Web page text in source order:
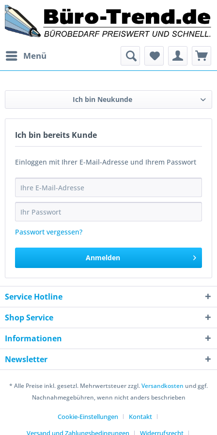
Menü
Ich bin Neukunde
Ich bin bereits Kunde
Einloggen mit Ihrer E-Mail-Adresse und Ihrem Passwort
Passwort vergessen?
Anmelden
Service Hotline
Shop Service
Informationen
Newsletter
* Alle Preise inkl. gesetzl. Mehrwertsteuer zzgl.Versandkosten und ggf.
Nachnahmegebühren, wenn nicht anders beschrieben
Cookie-Einstellungen
Kontakt
Versand und Zahlungsbedingungen
Widerrufsrecht